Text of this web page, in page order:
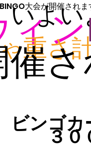
大会が開催されま
いよい
ィン
重さ
催
ビンゴカ
３０